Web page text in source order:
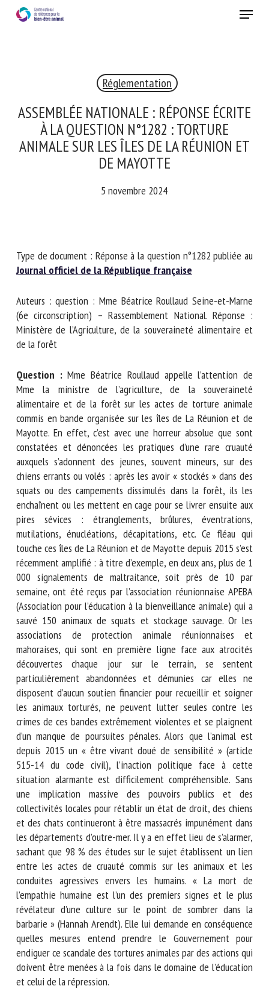
Menu
Réglementation
ASSEMBLÉE NATIONALE : RÉPONSE
ÉCRITE À LA QUESTION N°1282 :
TORTURE ANIMALE SUR LES ÎLES DE LA
RÉUNION ET DE MAYOTTE
5 novembre 2024
Type de document : Réponse à la question n°1282 publiée
auJournal officiel de la République française
Auteurs : question : Mme Béatrice Roullaud Seine-et-Marne
(6e circonscription) – Rassemblement National. Réponse :
Ministère de l’Agriculture, de la souveraineté alimentaire et
de la forêt
Question : Mme Béatrice Roullaud appelle l’attention de
Mme la ministre de l’agriculture, de la souveraineté
alimentaire et de la forêt sur les actes de torture animale
commis en bande organisée sur les îles de La Réunion et de
Mayotte. En effet, c’est avec une horreur absolue que sont
constatées et dénoncées les pratiques d’une rare cruauté
auxquels s’adonnent des jeunes, souvent mineurs, sur des
chiens errants ou volés : après les avoir « stockés » dans des
squats ou des campements dissimulés dans la forêt, ils les
enchaînent ou les mettent en cage pour se livrer ensuite
aux pires sévices : étranglements, brûlures, éventrations,
mutilations, énucléations, décapitations, etc. Ce fléau qui
touche ces îles de La Réunion et de Mayotte depuis 2015
s’est récemment amplifié : à titre d’exemple, en deux ans,
plus de 1 000 signalements de maltraitance, soit près de 10
par semaine, ont été reçus par l’association réunionnaise
APEBA (Association pour l’éducation à la bienveillance
animale) qui a sauvé 150 animaux de squats et stockage
sauvage. Or les associations de protection animale
réunionnaises et mahoraises, qui sont en première ligne
face aux atrocités découvertes chaque jour sur le terrain, se
sentent particulièrement abandonnées et démunies car
elles ne disposent d’aucun soutien financier pour recueillir
et soigner les animaux torturés, ne peuvent lutter seules
contre les crimes de ces bandes extrêmement violentes et
se plaignent d’un manque de poursuites pénales. Alors que
l’animal est depuis 2015 un « être vivant doué de sensibilité
» (article 515-14 du code civil), l’inaction politique face à
cette situation alarmante est difficilement compréhensible.
Sans une implication massive des pouvoirs publics et des
collectivités locales pour rétablir un état de droit, des
chiens et des chats continueront à être massacrés
impunément dans les départements d’outre-mer. Il y a en
effet lieu de s’alarmer, sachant que 98 % des études sur le
sujet établissent un lien entre les actes de cruauté commis
sur les animaux et les conduites agressives envers les
humains. « La mort de l’empathie humaine est l’un des
premiers signes et le plus révélateur d’une culture sur le
point de sombrer dans la barbarie » (Hannah Arendt). Elle lui
demande en conséquence quelles mesures entend prendre
le Gouvernement pour endiguer ce scandale des tortures
animales par des actions qui doivent être menées à la fois
dans le domaine de l’éducation et celui de la répression.
RECEVEZ CHAQUE MOIS GRATUITEMENT
LES DERNIÈRES ACTUALITÉS SUR LE BIEN-ÊTRE
ANIMAL
Nom *
Prénom *
Organisme *
E-mail *
En soumettant ce formulaire, j'accepte que les
informations saisies soient utilisées dans le cadre de la
relation avec le CNR BEA. *
Les champs suivis de * sont obligatoires